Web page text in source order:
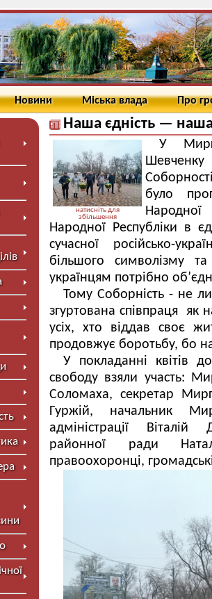
Новини Міська влада Про
Наша єдність —
натисніть для
збільшення
У
було
Народної
Народної Республіки в
сучасної російсько-
більшого символізму
українцям потрібно
Тому Соборність - не
згуртована співпраця як
усіх, хто віддав своє
продовжує боротьбу, бо
У покладанні квітів
свободу взяли участь:
Соломаха, секретар
Гуржій, начальник
адміністрації
районної ради
правоохоронці,